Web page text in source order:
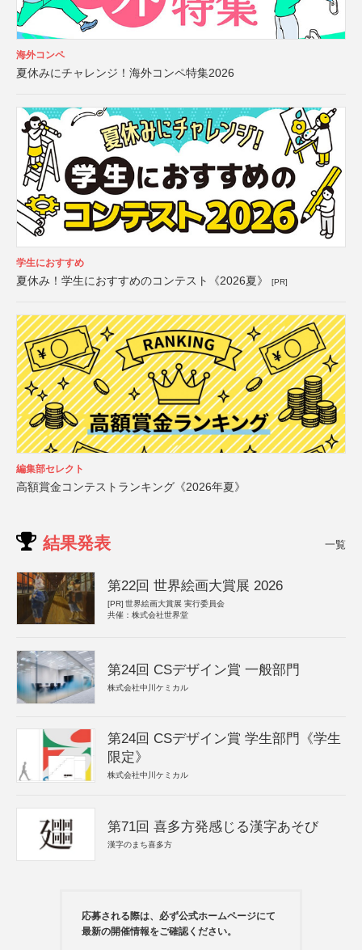
海外コンペ
夏休みにチャレンジ！海外コンペ特集2026
学生におすすめ
夏休み！学生におすすめのコンテスト《2026夏》 [PR]
編集部セレクト
高額賞金コンテストランキング《2026年夏》
結果発表 一覧
第22回 世界絵画大賞展 2026
[PR] 世界絵画大賞展 実行委員会
共催：株式会社世界堂
第24回 CSデザイン賞 一般部門
株式会社中川ケミカル
第24回 CSデザイン賞 学生部門《学生
限定》
株式会社中川ケミカル
第71回 喜多方発感じる漢字あそび
漢字のまち喜多方
応募される際は、必ず公式ホームページにて
最新の開催情報をご確認ください。